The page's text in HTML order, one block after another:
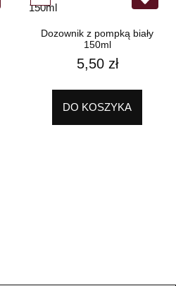
Dozownik z pompką biały
150ml
5,50 zł
DO KOSZYKA